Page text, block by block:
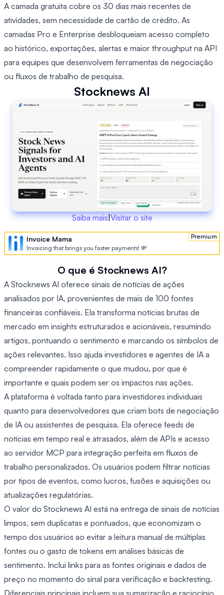
A camada gratuita cobre os 30 dias mais recentes de
atividades, sem necessidade de cartão de crédito. As
camadas Pro e Enterprise desbloqueiam acesso completo
ao histórico, exportações, alertas e maior throughput na API
para equipes que desenvolvem ferramentas de negociação
ou fluxos de trabalho de pesquisa.
Stocknews AI
Saiba mais|Visitar o site
Premium
Invoice Mama
Invoicing that brings you faster payments! 💸
O que é Stocknews AI?
A Stocknews AI oferece sinais de notícias de ações
analisados por IA, provenientes de mais de 100 fontes
financeiras confiáveis. Ela transforma notícias brutas de
mercado em insights estruturados e acionáveis, resumindo
artigos, pontuando o sentimento e marcando os símbolos de
ações relevantes. Isso ajuda investidores e agentes de IA a
compreender rapidamente o que mudou, por que é
importante e quais podem ser os impactos nas ações.
A plataforma é voltada tanto para investidores individuais
quanto para desenvolvedores que criam bots de negociação
de IA ou assistentes de pesquisa. Ela oferece feeds de
notícias em tempo real e atrasados, além de APIs e acesso
ao servidor MCP para integração perfeita em fluxos de
trabalho personalizados. Os usuários podem filtrar notícias
por tipos de eventos, como lucros, fusões e aquisições ou
atualizações regulatórias.
O valor do Stocknews AI está na entrega de sinais de notícias
limpos, sem duplicatas e pontuados, que economizam o
tempo dos usuários ao evitar a leitura manual de múltiplas
fontes ou o gasto de tokens em análises básicas de
sentimento. Inclui links para as fontes originais e dados de
preço no momento do sinal para verificação e backtesting.